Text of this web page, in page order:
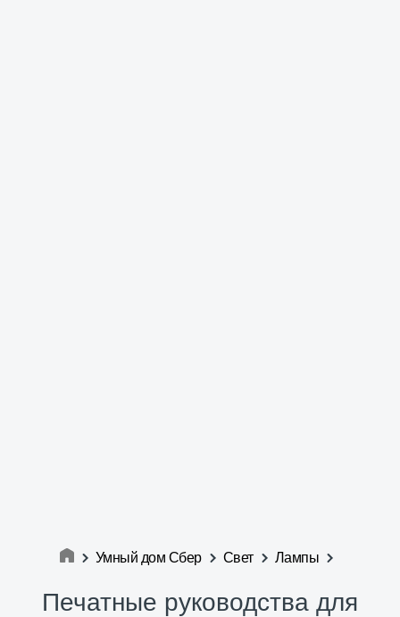
Умный дом Сбер Свет Лампы
Печатные руководства для